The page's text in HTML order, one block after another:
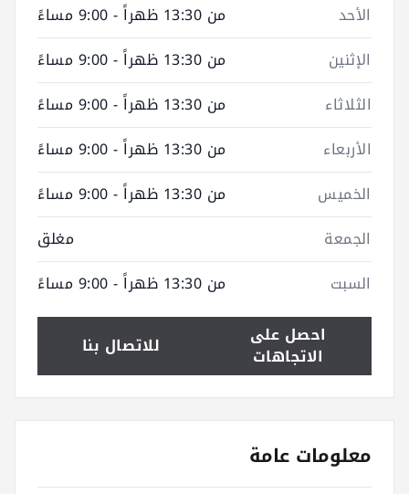
الأحد
من 13:30 ظهراً - 9:00 مساءً
الإثنين
من 13:30 ظهراً - 9:00 مساءً
الثلاثاء
من 13:30 ظهراً - 9:00 مساءً
الأربعاء
من 13:30 ظهراً - 9:00 مساءً
الخميس
من 13:30 ظهراً - 9:00 مساءً
الجمعة
مغلق
السبت
من 13:30 ظهراً - 9:00 مساءً
احصل على
الاتجاهات للاتصال بنا
معلومات عامة